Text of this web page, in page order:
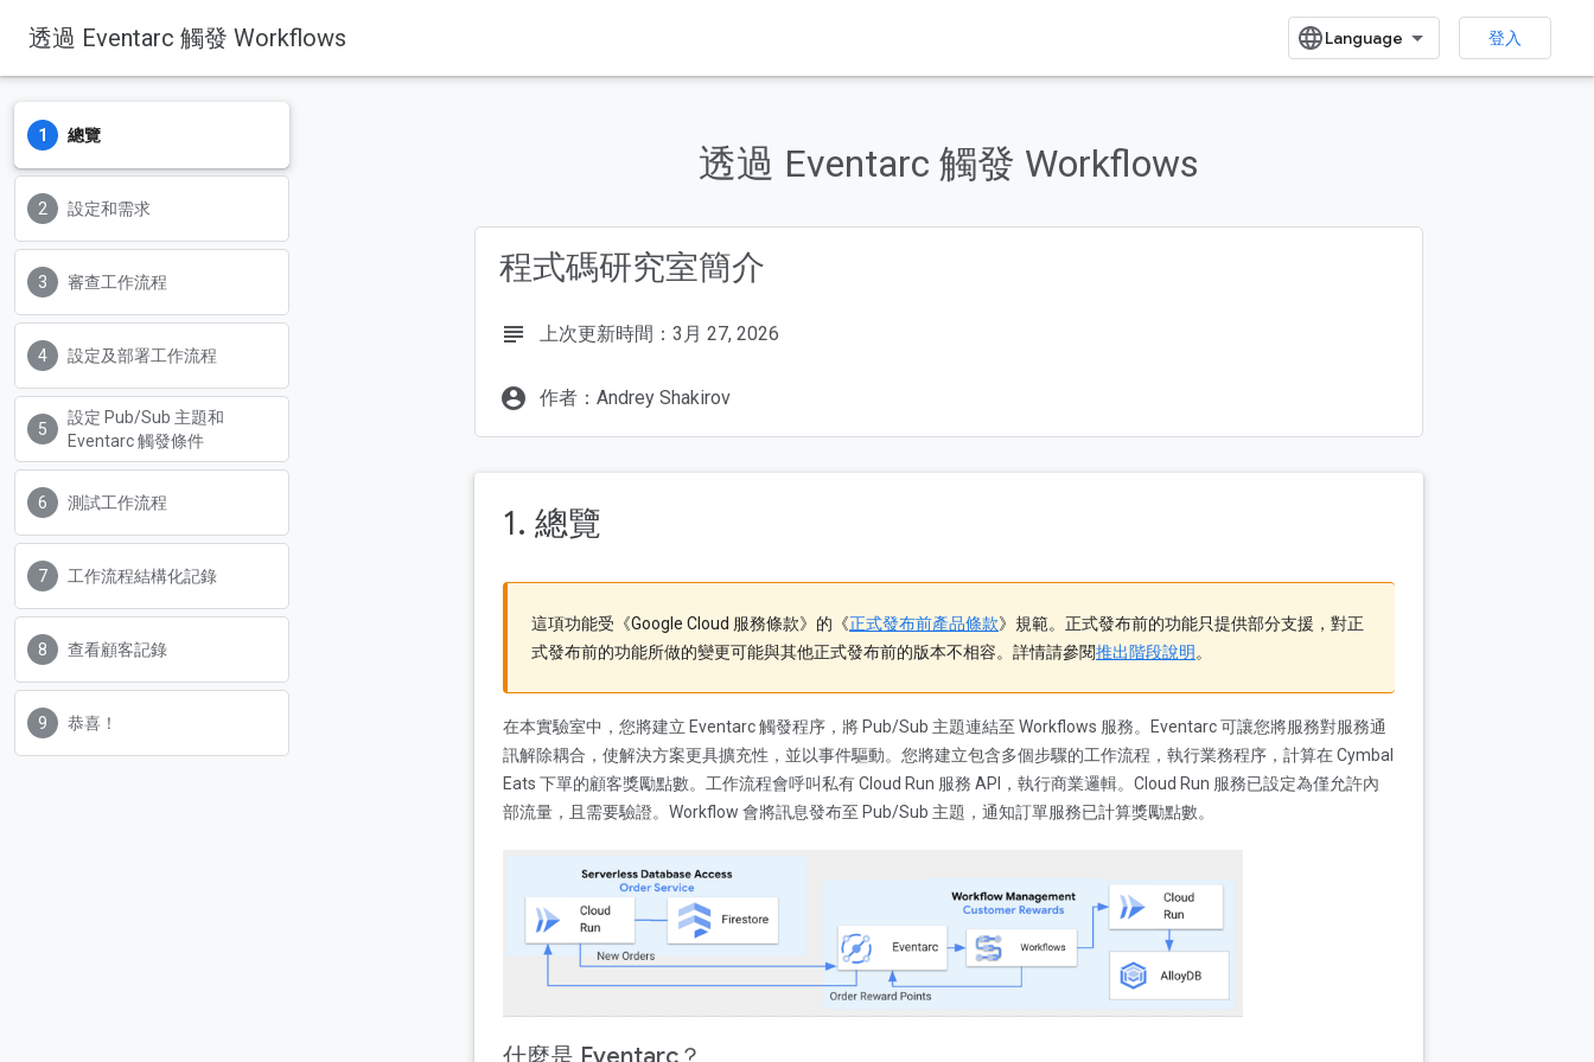
透過 Eventarc 觸發 Workflows 登入
總覽
設定和需求
審查工作流程
設定及部署工作流程
設定 Pub/Sub 主題和
Eventarc 觸發條件
測試工作流程
工作流程結構化記錄
查看顧客記錄
恭喜！
透過 Eventarc 觸發 Workflows
程式碼研究室簡介
subject 上次更新時間：3月 27, 2026
account_circle 作者：Andrey Shakirov
1. 總覽
這項功能受《Google Cloud 服務條款》的《正式發布前產品條款》規範。正式發布前的功能只提供部分支援，對正
式發布前的功能所做的變更可能與其他正式發布前的版本不相容。詳情請參閱推出階段說明 。
在本實驗室中，您將建立 Eventarc 觸發程序，將 Pub/Sub 主題連結至 Workflows 服務。Eventarc 可讓您將服務對服務通
訊解除耦合，使解決方案更具擴充性，並以事件驅動。您將建立包含多個步驟的工作流程，執行業務程序，計算在 Cymbal
Eats 下單的顧客獎勵點數。工作流程會呼叫私有 Cloud Run 服務 API，執行商業邏輯。Cloud Run 服務已設定為僅允許內
部流量，且需要驗證。Workflow 會將訊息發布至 Pub/Sub 主題，通知訂單服務已計算獎勵點數。